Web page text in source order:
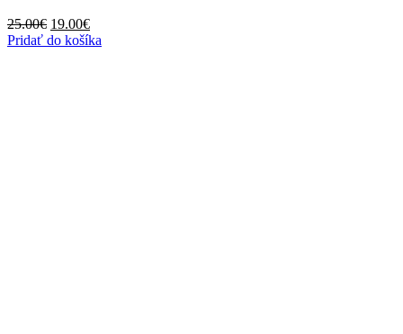
25.00€ Pôvodná
cena
19.00€Aktuálna
cena
Pridať do košíka